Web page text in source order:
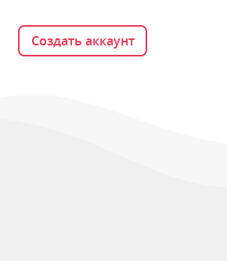
Создать аккаунт